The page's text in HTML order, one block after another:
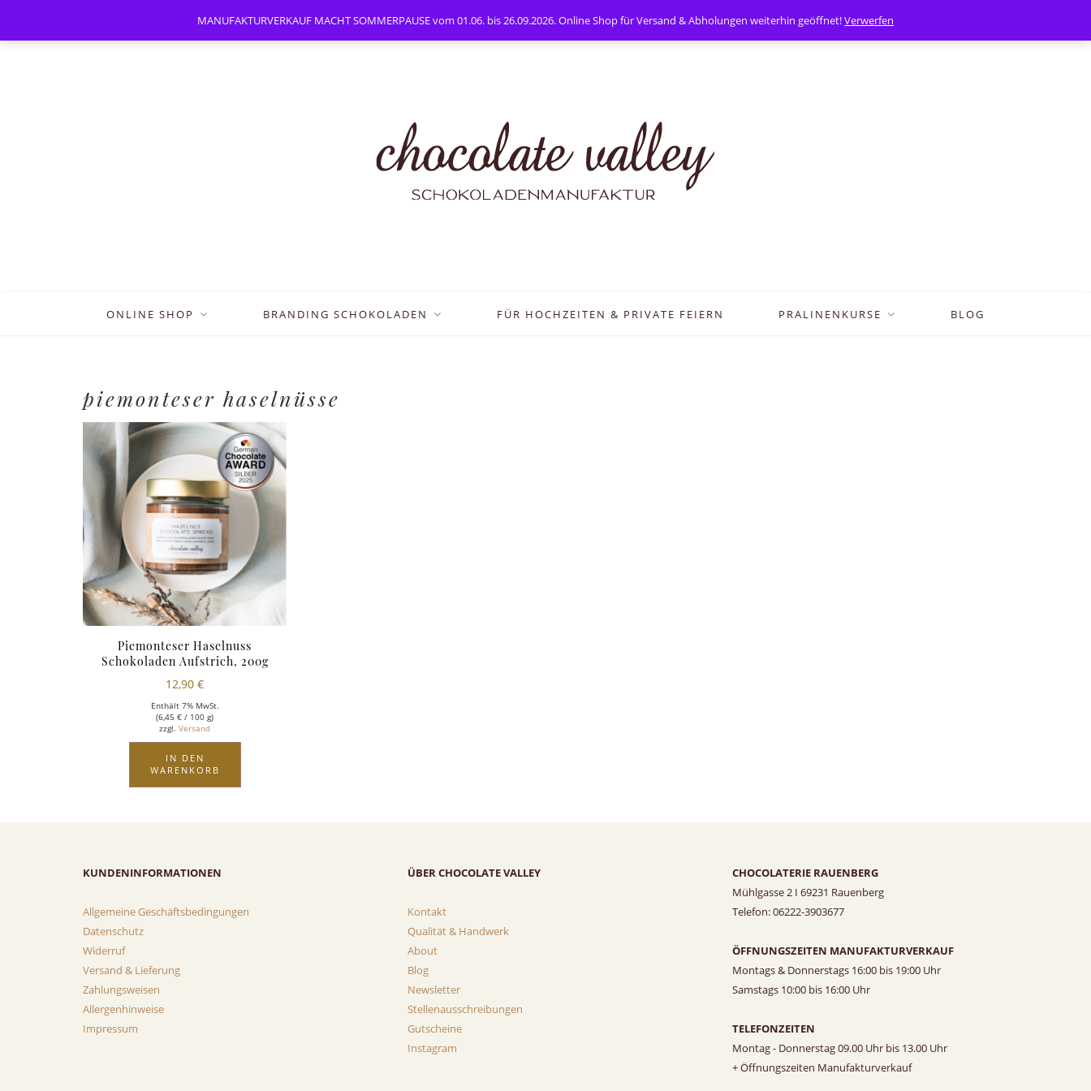
ONLINE SHOP BRANDING SCHOKOLADEN FÜR HOCHZEITEN & PRIVATE FEIERN PRALINENKURSE BLOG
piemonteser haselnüsse
Piemonteser Haselnuss
Schokoladen Aufstrich, 200g
12,90€
Enthält 7% MwSt.
(6,45€ / 100 g)
zzgl.Versand
IN DEN
WARENKORB
KUNDENINFORMATIONEN
Allgemeine Geschäftsbedingungen
Datenschutz
Widerruf
Versand & Lieferung
Zahlungsweisen
Allergenhinweise
Impressum
ÜBER CHOCOLATE VALLEY
Kontakt
Qualität & Handwerk
About
Blog
Newsletter
Stellenausschreibungen
Gutscheine
Instagram
CHOCOLATERIE RAUENBERG
Mühlgasse 2 I 69231 Rauenberg
Telefon: 06222-3903677
ÖFFNUNGSZEITEN MANUFAKTURVERKAUF
Montags & Donnerstags 16:00 bis 19:00 Uhr
Samstags 10:00 bis 16:00 Uhr
TELEFONZEITEN
Montag - Donnerstag 09.00 Uhr bis 13.00 Uhr
+ Öffnungszeiten Manufakturverkauf
MANUFAKTURVERKAUF MACHT SOMMERPAUSE vom 01.06. bis 26.09.2026. Online Shop für Versand & Abholungen weiterhin geöffnet!Verwerfen